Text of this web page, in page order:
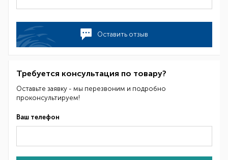
Оставить отзыв
Требуется консультация по товару?
Оставьте заявку - мы перезвоним и подробно
проконсультируем!
Ваш телефон